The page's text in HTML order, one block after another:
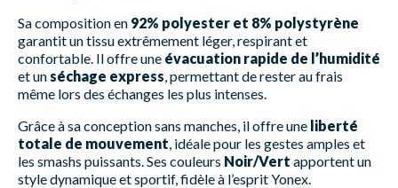
Sa composition en 92% polyester et 8% polystyrène
garantit un tissu extrêmement léger, respirant et
confortable. Il offre une évacuation rapide de l’humidité
et un séchage express , permettant de rester au frais
même lors des échanges les plus intenses.
Grâce à sa conception sans manches, il offre une liberté
totale de mouvement , idéale pour les gestes amples et
les smashs puissants. Ses couleurs Noir/Vert apportent un
style dynamique et sportif, fidèle à l’esprit Yonex.